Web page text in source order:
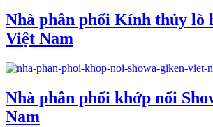
Nhà phân phối Kính thủy lò
Việt Nam
Nhà phân phối khớp nối
Nam